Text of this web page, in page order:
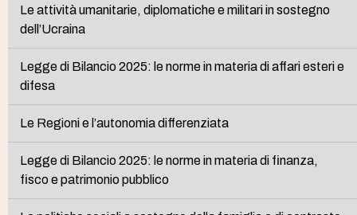
Le attività umanitarie, diplomatiche e militari in sostegno
dell’Ucraina
Legge di Bilancio 2025: le norme in materia di affari esteri e
difesa
Le Regioni e l’autonomia differenziata
Legge di Bilancio 2025: le norme in materia di finanza,
fisco e patrimonio pubblico